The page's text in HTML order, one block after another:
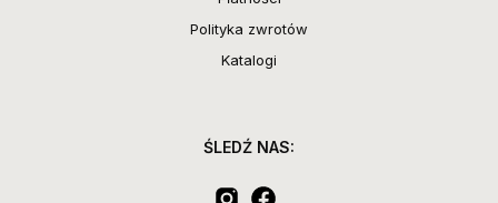
Polityka zwrotów
Katalogi
ŚLEDŹ NAS: